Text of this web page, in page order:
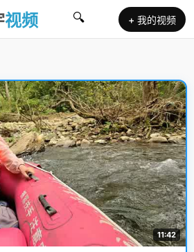
视频 🔍 + 我的视频
11:42